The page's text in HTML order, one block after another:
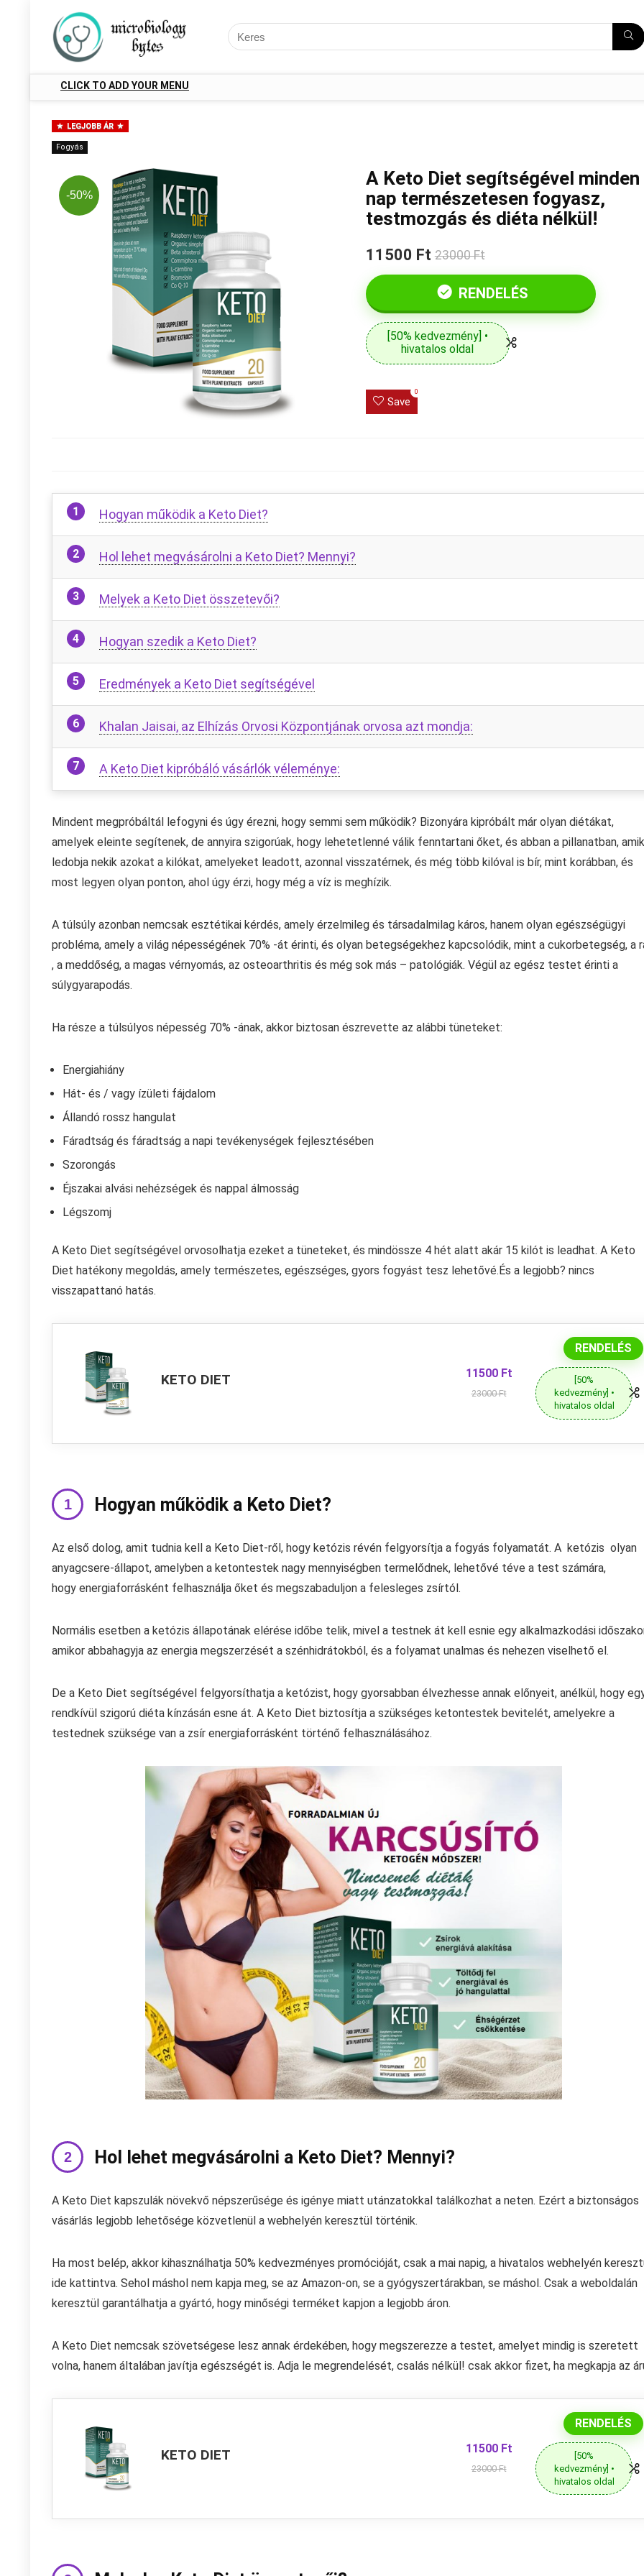
CLICK TO ADD YOUR MENU
LEGJOBB ÁR
Fogyás
-50%
A Keto Diet segítségével minden
nap természetesen fogyasz,
testmozgás és diéta nélkül!
11500 Ft 23000 Ft
RENDELÉS
[50% kedvezmény] •
hivatalos oldal
Save
0
Hogyan működik a Keto Diet?
Hol lehet megvásárolni a Keto Diet? Mennyi?
Melyek a Keto Diet összetevői?
Hogyan szedik a Keto Diet?
Eredmények a Keto Diet segítségével
Khalan Jaisai, az Elhízás Orvosi Központjának orvosa azt mondja:
A Keto Diet kipróbáló vásárlók véleménye:
Mindent megpróbáltál lefogyni és úgy érezni, hogy semmi sem működik? Bizonyára kipróbált már olyan diétákat,
amelyek eleinte segítenek, de annyira szigorúak, hogy lehetetlenné válik fenntartani őket, és abban a pillanatban,
ledobja nekik azokat a kilókat, amelyeket leadott, azonnal visszatérnek, és még több kilóval is bír, mint korábban, és
most legyen olyan ponton, ahol úgy érzi, hogy még a víz is meghízik.
A túlsúly azonban nemcsak esztétikai kérdés, amely érzelmileg és társadalmilag káros, hanem olyan egészségügyi
probléma, amely a világ népességének 70% -át érinti, és olyan betegségekhez kapcsolódik, mint a cukorbetegség, a
, a meddőség, a magas vérnyomás, az osteoarthritis és még sok más – patológiák. Végül az egész testet érinti a
súlygyarapodás.
Ha része a túlsúlyos népesség 70% -ának, akkor biztosan észrevette az alábbi tüneteket:
Energiahiány
Hát- és / vagy ízületi fájdalom
Állandó rossz hangulat
Fáradtság és fáradtság a napi tevékenységek fejlesztésében
Szorongás
Éjszakai alvási nehézségek és nappal álmosság
Légszomj
A Keto Diet segítségével orvosolhatja ezeket a tüneteket, és mindössze 4 hét alatt akár 15 kilót is leadhat. A Keto
Diet hatékony megoldás, amely természetes, egészséges, gyors fogyást tesz lehetővé.És a legjobb? nincs
visszapattanó hatás.
KETO DIET 11500 Ft
23000 Ft
RENDELÉS
[50%
kedvezmény] •
hivatalos oldal
Hogyan működik a Keto Diet?
Az első dolog, amit tudnia kell a Keto Diet-ről, hogy ketózis révén felgyorsítja a fogyás folyamatát. A ketózis olyan
anyagcsere-állapot, amelyben a ketontestek nagy mennyiségben termelődnek, lehetővé téve a test számára,
hogy energiaforrásként felhasználja őket és megszabaduljon a felesleges zsírtól.
Normális esetben a ketózis állapotának elérése időbe telik, mivel a testnek át kell esnie egy alkalmazkodási
amikor abbahagyja az energia megszerzését a szénhidrátokból, és a folyamat unalmas és nehezen viselhető el.
De a Keto Diet segítségével felgyorsíthatja a ketózist, hogy gyorsabban élvezhesse annak előnyeit, anélkül, hogy
rendkívül szigorú diéta kínzásán esne át. A Keto Diet biztosítja a szükséges ketontestek bevitelét, amelyekre a
testednek szüksége van a zsír energiaforrásként történő felhasználásához.
Hol lehet megvásárolni a Keto Diet? Mennyi?
A Keto Diet kapszulák növekvő népszerűsége és igénye miatt utánzatokkal találkozhat a neten. Ezért a biztonságos
vásárlás legjobb lehetősége közvetlenül a webhelyén keresztül történik.
Ha most belép, akkor kihasználhatja 50% kedvezményes promócióját, csak a mai napig, a hivatalos webhelyén
ide kattintva. Sehol máshol nem kapja meg, se az Amazon-on, se a gyógyszertárakban, se máshol. Csak a weboldalán
keresztül garantálhatja a gyártó, hogy minőségi terméket kapjon a legjobb áron.
A Keto Diet nemcsak szövetségese lesz annak érdekében, hogy megszerezze a testet, amelyet mindig is szeretett
volna, hanem általában javítja egészségét is. Adja le megrendelését, csalás nélkül! csak akkor fizet, ha megkapja az
KETO DIET 11500 Ft
23000 Ft
RENDELÉS
[50%
kedvezmény] •
hivatalos oldal